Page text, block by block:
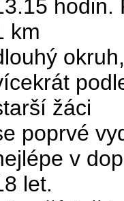
hodin.
km
žáci
poprvé
v
let.